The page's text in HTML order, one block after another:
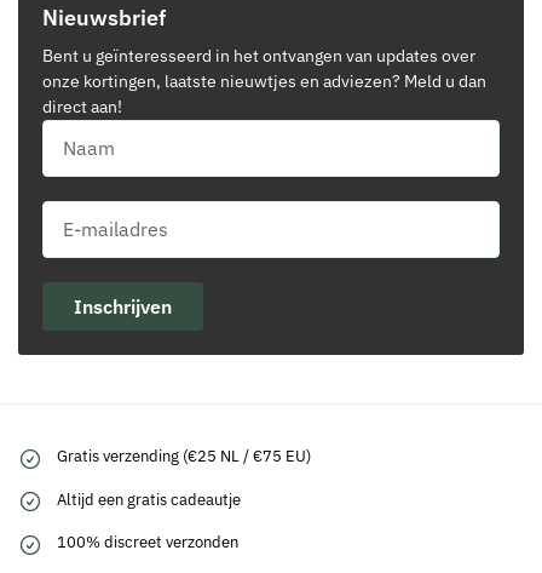
Nieuwsbrief
Bent u geïnteresseerd in het ontvangen van updates over
onze kortingen, laatste nieuwtjes en adviezen? Meld u dan
direct aan!
Inschrijven
Gratis verzending (€25 NL / €75 EU)
Altijd een gratis cadeautje
100% discreet verzonden